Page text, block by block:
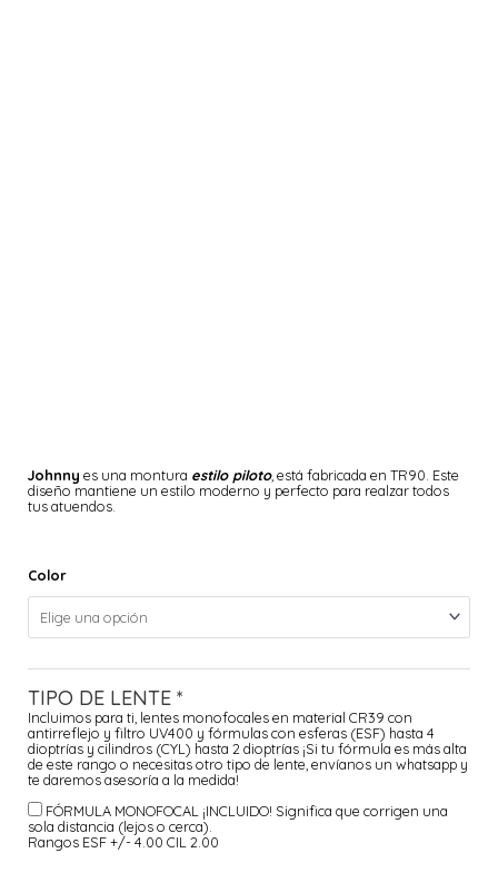
Johnny es una montura estilo piloto, está fabricada en TR90. Este
diseño mantiene un estilo moderno y perfecto para realzar todos
tus atuendos.
Color
TIPO DE LENTE *
Incluimos para ti, lentes monofocales en material CR39 con
antirreflejo y filtro UV400 y fórmulas con esferas (ESF) hasta 4
dioptrías y cilindros (CYL) hasta 2 dioptrías ¡Si tu fórmula es más alta
de este rango o necesitas otro tipo de lente, envíanos un whatsapp y
te daremos asesoría a la medida!
FÓRMULA MONOFOCAL ¡INCLUIDO! Significa que corrigen una
sola distancia (lejos o cerca).
Rangos ESF +/- 4.00 CIL 2.00